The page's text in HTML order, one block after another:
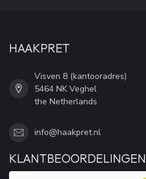
HAAKPRET
Visven 8 (kantooradres)
5464 NK Veghel
the Netherlands
info@haakpret.nl
KLANTBEOORDELINGEN